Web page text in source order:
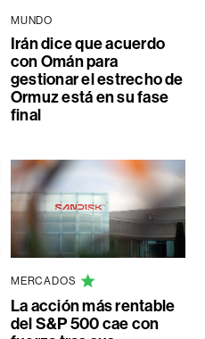
MUNDO
Irán dice que acuerdo
con Omán para
gestionar el estrecho de
Ormuz está en su fase
final
MERCADOS
La acción más rentable
del S&P 500 cae con